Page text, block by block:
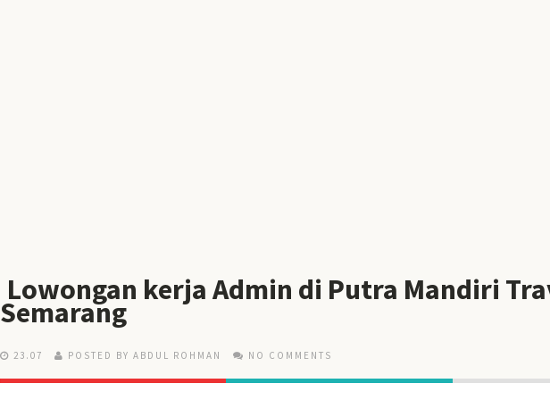
Lowongan kerja Admin di Putra Mandiri
Semarang
23.07 POSTED BY ABDUL ROHMAN NO COMMENTS